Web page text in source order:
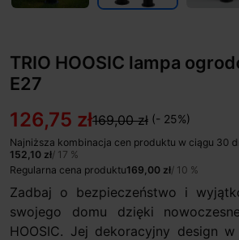
TRIO HOOSIC lampa
E27
126,75 zł169,00 zł (- 25%)
Najniższa kombinacja cen produktu w ciągu 30
152,10 zł/ 17 %
Regularna cena produktu169,00 zł/ 10 %
Zadbaj o bezpieczeństwo i
swojego domu dzięki
HOOSIC. Jej dekoracyjny design